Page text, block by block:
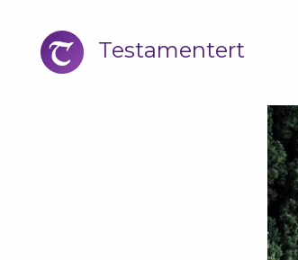
Testamentert